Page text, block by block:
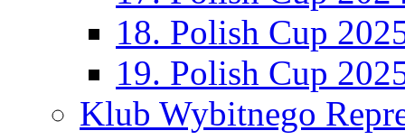
18. Polish Cup
19. Polish Cup
Klub Wybitnego